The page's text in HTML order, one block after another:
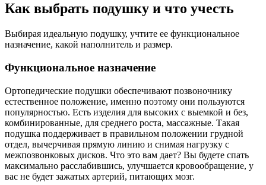
Как выбрать подушку и что учесть
Выбирая идеальную подушку, учтите ее функциональное
назначение, какой наполнитель и размер.
Функциональное назначение
Ортопедические подушки обеспечивают позвоночнику
естественное положение, именно поэтому они пользуются
популярностью. Есть изделия для высоких с выемкой и без,
комбинированные, для среднего роста, массажные. Такая
подушка поддерживает в правильном положении грудной
отдел, вычерчивая прямую линию и снимая нагрузку с
межпозвонковых дисков. Что это вам дает? Вы будете спать
максимально расслабившись, улучшается кровообращение, у
вас не будет зажатых артерий, питающих мозг.